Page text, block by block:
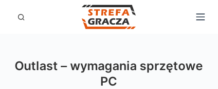
Outlast – wymagania sprzętowe
PC